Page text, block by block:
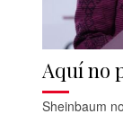
Aquí no
Sheinbaum